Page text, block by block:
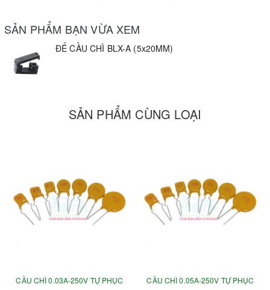
SẢN PHẨM BẠN VỪA XEM
ĐẾ CẦU CHÌ BLX-A (5x20MM)
SẢN PHẨM CÙNG LOẠI
CẦU CHÌ 0.03A-250V TỰ PHỤC
CẦU CHÌ 0.05A-250V TỰ PHỤC